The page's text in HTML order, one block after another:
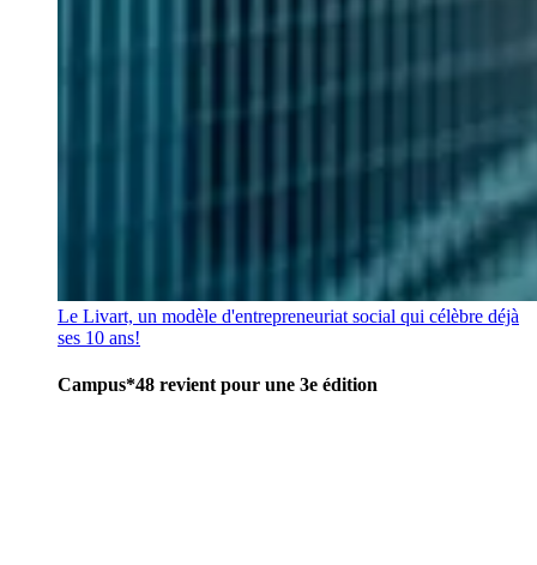
Le Livart, un modèle d'entrepreneuriat social qui célèbre déjà
ses 10 ans!
Campus*48 revient pour une 3e édition